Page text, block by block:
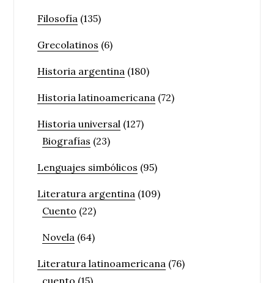
Filosofía (135)
Grecolatinos (6)
Historia argentina (180)
Historia latinoamericana (72)
Historia universal (127)
Biografías (23)
Lenguajes simbólicos (95)
Literatura argentina (109)
Cuento (22)
Novela (64)
Literatura latinoamericana (76)
cuento (15)